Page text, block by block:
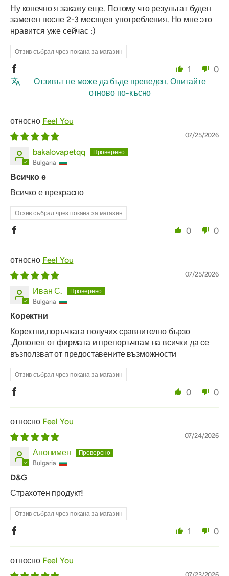
Ну конечно я закажу еще. Потому что результат буден
заметен после 2-3 месяцев употребления. Но мне это
нравится уже сейчас :)
Отзив събрал чрез покана за магазин
1
0
Отзивът не може да бъде преведен. Опитайте
отново по-късно
Feel You
07/25/2026
bakalovapetqq
Bulgaria
Всичко е
Всичко е прекрасно
Отзив събрал чрез покана за магазин
0 0
Feel You
07/25/2026
Иван С.
Bulgaria
Коректни
Коректни,поръчката получих сравнително бързо
.Доволен от фирмата и препоръчвам на всички да се
възползват от предоставените възможности
Отзив събрал чрез покана за магазин
0 0
Feel You
07/24/2026
Анонимен
Bulgaria
D&G
Страхотен продукт!
Отзив събрал чрез покана за магазин
1 0
Feel You